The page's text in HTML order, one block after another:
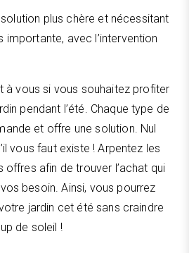
solution plus chère et nécessitant
avec l’intervention
à vous si vous souhaitez profiter
pendant l’été. Chaque type de
et offre une solution. Nul
vous faut existe ! Arpentez les
afin de trouver l’achat qui
besoin. Ainsi, vous pourrez
jardin cet été sans craindre
de soleil !